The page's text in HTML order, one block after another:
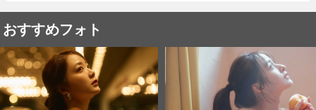
おすすめフォト